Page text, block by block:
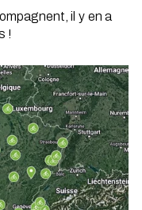
il y en a
!